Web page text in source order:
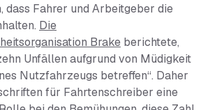
dass Fahrer und Arbeitgeber die
Die
Brake berichtete,
Unfällen aufgrund von Müdigkeit
Nutzfahrzeugs betreffen“. Daher
für Fahrtenschreiber eine